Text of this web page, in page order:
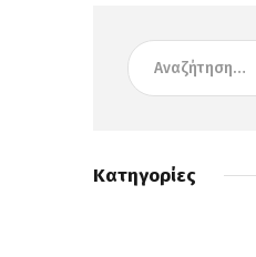
Κατηγορίες